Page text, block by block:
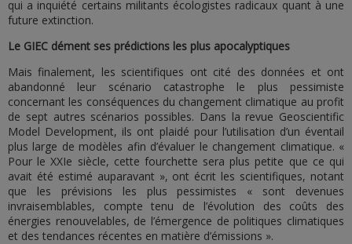
qui a inquiété certains militants écologistes radicaux quant à une
future extinction.
Le GIEC dément ses prédictions les plus apocalyptiques
Mais finalement, les scientifiques ont cité des données et ont
abandonné leur scénario catastrophe le plus pessimiste
concernant les conséquences du changement climatique au profit
de sept autres scénarios possibles. Dans la revue Geoscientific
Model Development, ils ont plaidé pour l’utilisation d’un éventail
plus large de modèles afin d’évaluer le changement climatique. «
Pour le XXIe siècle, cette fourchette sera plus petite que ce qui
avait été estimé auparavant », ont écrit les scientifiques, notant
que les prévisions les plus pessimistes « sont devenues
invraisemblables, compte tenu de l’évolution des coûts des
énergies renouvelables, de l’émergence de politiques climatiques
et des tendances récentes en matière d’émissions ».